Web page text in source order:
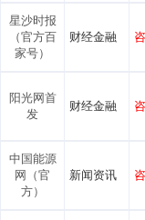
星沙时报
（官方百
家号）
财经金融
阳光网首
发
财经金融
中国能源
网（官
方）
新闻资讯